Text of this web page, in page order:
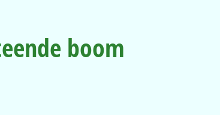
boom